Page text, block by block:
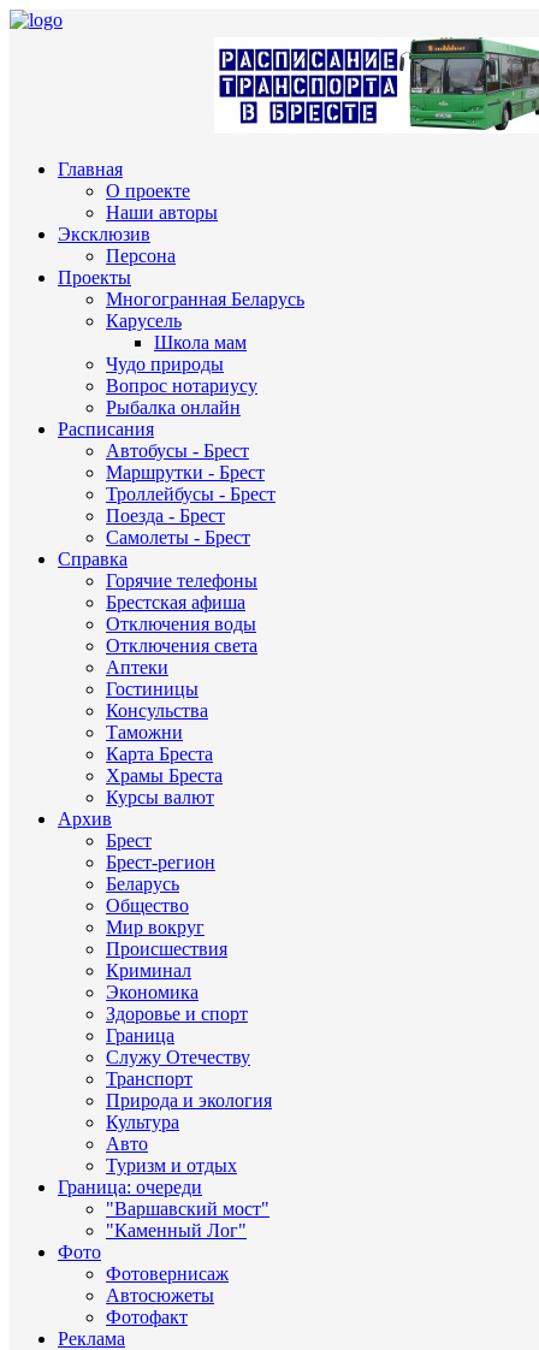
Главная
О проекте
Наши авторы
Эксклюзив
Персона
Проекты
Многогранная Беларусь
Карусель
Школа мам
Чудо природы
Вопрос нотариусу
Рыбалка онлайн
Расписания
Автобусы - Брест
Маршрутки - Брест
Троллейбусы - Брест
Поезда - Брест
Самолеты - Брест
Справка
Горячие телефоны
Брестская афиша
Отключения воды
Отключения света
Аптеки
Гостиницы
Консульства
Таможни
Карта Бреста
Храмы Бреста
Курсы валют
Архив
Брест
Брест-регион
Беларусь
Общество
Мир вокруг
Происшествия
Криминал
Экономика
Здоровье и спорт
Граница
Служу Отечеству
Транспорт
Природа и экология
Культура
Авто
Туризм и отдых
Граница: очереди
"Варшавский мост"
"Каменный Лог"
Фото
Фотовернисаж
Автосюжеты
Фотофакт
Реклама